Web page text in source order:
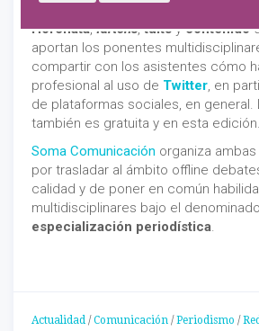
especializado y tertuliano por los
Horchata,fartons,tuitsycontenido
aportan los ponentes
compartir con los asistentes cómo
profesional al uso de Twitter, en
de plataformas sociales, en general.
también es gratuita y en esta edición.
Soma Comunicación organiza
por trasladar al ámbito offline
calidad y de poner en común
multidisciplinares bajo el
especialización periodística.
Actualidad / Comunicación / Periodismo /